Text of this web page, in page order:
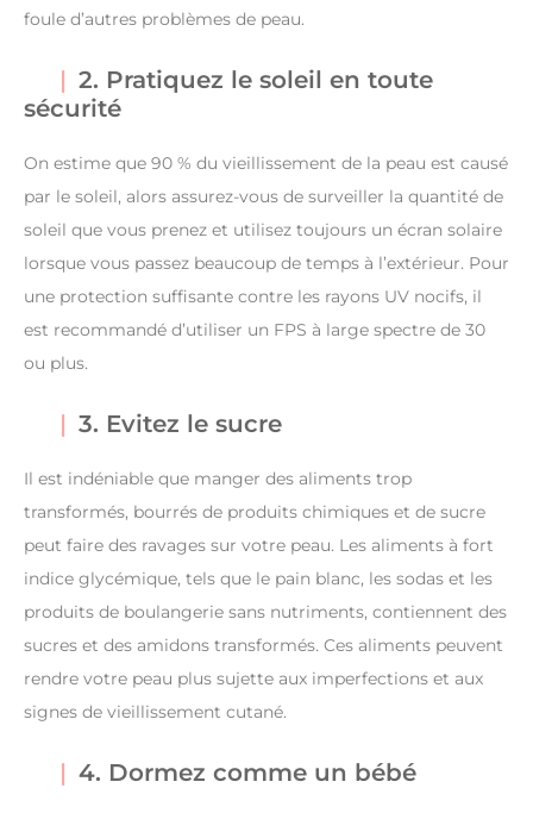
foule d’autres problèmes de peau.
2. Pratiquez le soleil en toute
sécurité
On estime que 90 % du vieillissement de la peau est causé
par le soleil, alors assurez-vous de surveiller la quantité de
soleil que vous prenez et utilisez toujours un écran solaire
lorsque vous passez beaucoup de temps à l’extérieur. Pour
une protection suffisante contre les rayons UV nocifs, il
est recommandé d’utiliser un FPS à large spectre de 30
ou plus.
3. Evitez le sucre
Il est indéniable que manger des aliments trop
transformés, bourrés de produits chimiques et de sucre
peut faire des ravages sur votre peau. Les aliments à fort
indice glycémique, tels que le pain blanc, les sodas et les
produits de boulangerie sans nutriments, contiennent des
sucres et des amidons transformés. Ces aliments peuvent
rendre votre peau plus sujette aux imperfections et aux
signes de vieillissement cutané.
4. Dormez comme un bébé